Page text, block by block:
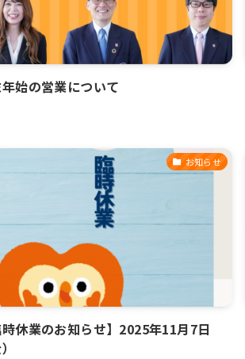
始の営業について
お知らせ
時休業のお知らせ】2025年11月7日